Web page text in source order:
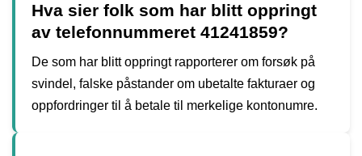
Hva sier folk som har blitt oppringt
av telefonnummeret 41241859?
De som har blitt oppringt rapporterer om forsøk på
svindel, falske påstander om ubetalte fakturaer og
oppfordringer til å betale til merkelige kontonumre.